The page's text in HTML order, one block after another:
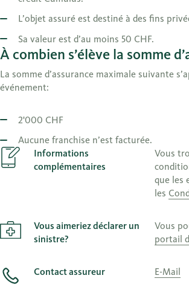
L’objet assuré est destiné à des fins
Sa valeur est d’au moins 50 CHF.
À combien s’élève la somme
La somme d’assurance maximale suivante
événement:
2'000 CHF
Aucune franchise n’est facturée.
Informations
complémentaires
Vous
que les
les
Vous aimeriez déclarer un
sinistre?
Vous
portail
Contact assureur E-Mail